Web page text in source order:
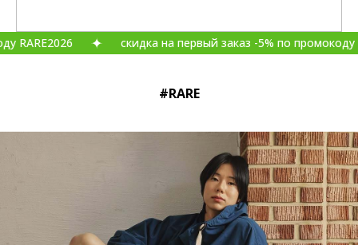
скидка на первый заказ -5% по промокоду
#RARE